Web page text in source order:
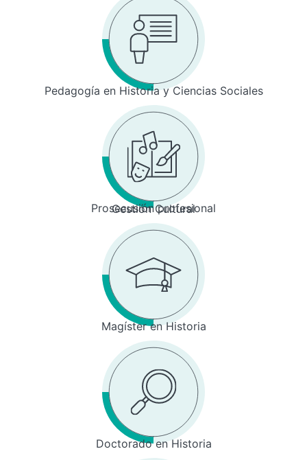
Pedagogía en Historia y Ciencias Sociales
Prosecusión profesional
Gestión Cultural
Magíster en Historia
Doctorado en Historia